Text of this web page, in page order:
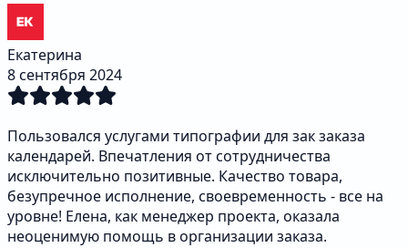
Екатерина
8 сентября 2024
Пользовался услугами типографии для зак заказа
календарей. Впечатления от сотрудничества
исключительно позитивные. Качество товара,
безупречное исполнение, своевременность - все на
уровне! Елена, как менеджер проекта, оказала
неоценимую помощь в организации заказа.